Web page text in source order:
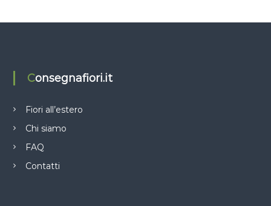
Consegnafiori.it
Fiori all’estero
Chi siamo
FAQ
Contatti